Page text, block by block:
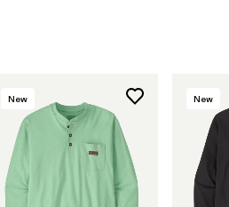
New New